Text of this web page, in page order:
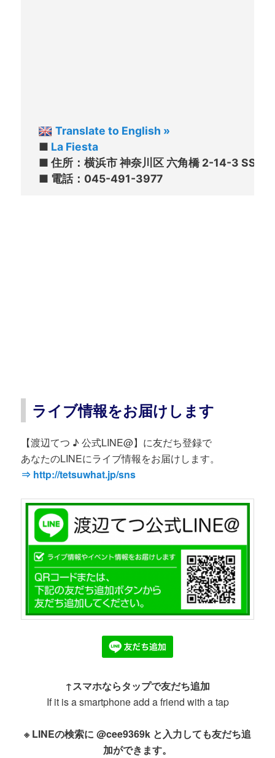
Translate to English »
■ La Fiesta
■ 住所：横浜市 神奈川区 六角橋 2-14-3 SSビ
■ 電話：045-491-3977
ライブ情報をお届けします
【渡辺てつ ♪ 公式LINE@】に友だち登録で
あなたのLINEにライブ情報をお届けします。
⇒ http://tetsuwhat.jp/sns
↑スマホならタップで友だち追加
If it is a smartphone add a friend with a tap
※ LINEの検索に @cee9369k と入力しても友だち追
加ができます。